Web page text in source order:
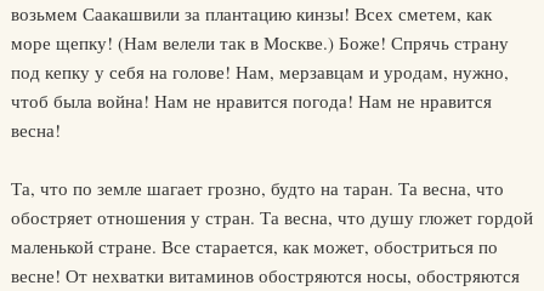
возьмем Саакашвили за плантацию кинзы! Всех сметем, как
море щепку! (Нам велели так в Москве.) Боже! Спрячь страну
под кепку у себя на голове! Нам, мерзавцам и уродам, нужно,
чтоб была война! Нам не нравится погода! Нам не нравится
весна!
Та, что по земле шагает грозно, будто на таран. Та весна, что
обостряет отношения у стран. Та весна, что душу гложет гордой
маленькой стране. Все старается, как может, обостриться по
весне! От нехватки витаминов обостряются носы, обостряются